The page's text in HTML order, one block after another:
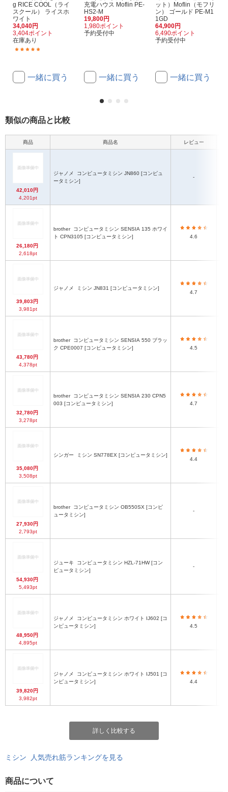
g RICE COOL（ライ
スクール） ライスホ
ワイト
34,040円
3,404ポイント
在庫あり
一緒に買う
充電ハウス Moflin PE-
HS2-M
19,800円
1,980ポイント
予約受付中
一緒に買う
ット）Moflin（モフリ
ン） ゴールド PE-M1
1GD
64,900円
6,490ポイント
予約受付中
一緒に買う
類似の商品と比較
商品 商品名 レビュー
42,010円
4,201pt
ジャノメ
ータミシン]
-
26,180円
2,618pt
brother
ト CPN3105 [コンピュータミシン]
4.6
39,803円
3,981pt
ジャノメ ミシン JN831 [コンピュータミシン]
4.7
43,780円
4,378pt
brother
ク CPE0007 [コンピュータミシン]
4.5
32,780円
3,278pt
brother
003 [コンピュータミシン]
4.7
35,080円
3,508pt
シンガー ミシン SN778EX [コンピュータミシン]
4.4
27,930円
2,793pt
brother
ュータミシン]
-
54,930円
5,493pt
ジューキ
ピュータミシン]
-
48,950円
4,895pt
ジャノメ
ンピュータミシン]
4.5
39,820円
3,982pt
ジャノメ
ンピュータミシン]
4.4
詳しく比較する
ミシン 人気売れ筋ランキングを見る
商品について